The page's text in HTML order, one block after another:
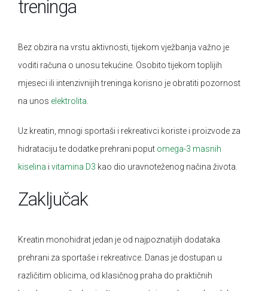
treninga
Bez obzira na vrstu aktivnosti, tijekom vježbanja važno je
voditi računa o unosu tekućine. Osobito tijekom toplijih
mjeseci ili intenzivnijih treninga korisno je obratiti pozornost
na unos elektrolita
Uz kreatin, mnogi sportaši i rekreativci koriste i proizvode za
hidrataciju te dodatke prehrani poput omega-3 masnih
kiselina i vitamina D3 kao dio uravnoteženog načina života.
Zaključak
Kreatin monohidrat jedan je od najpoznatijih dodataka
prehrani za sportaše i rekreativce. Danas je dostupan u
različitim oblicima, od klasičnog praha do praktičnih